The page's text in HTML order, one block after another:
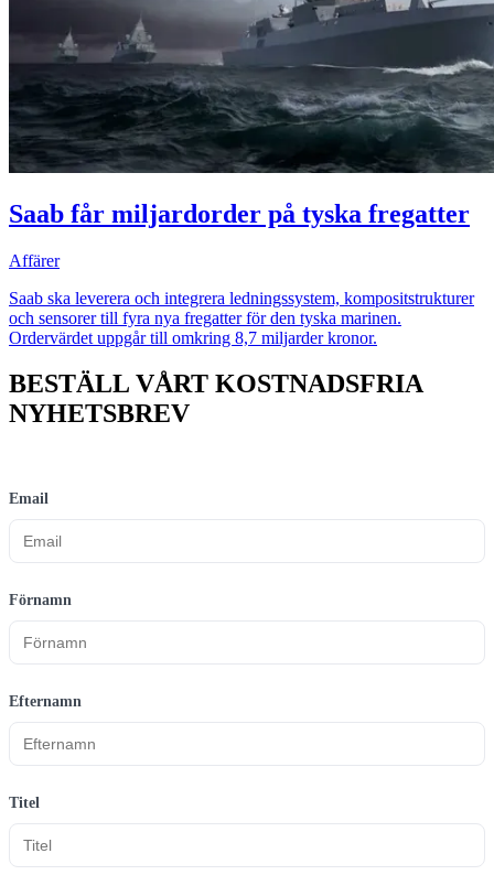
Saab får miljardorder på tyska fregatter
Affärer
Saab ska leverera och integrera ledningssystem, kompositstrukturer
och sensorer till fyra nya fregatter för den tyska marinen.
Ordervärdet uppgår till omkring 8,7 miljarder kronor.
BESTÄLL VÅRT KOSTNADSFRIA
NYHETSBREV
Email
Förnamn
Efternamn
Titel